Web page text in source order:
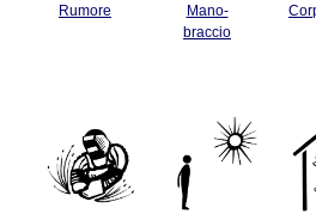
Rumore
Mano-
braccio